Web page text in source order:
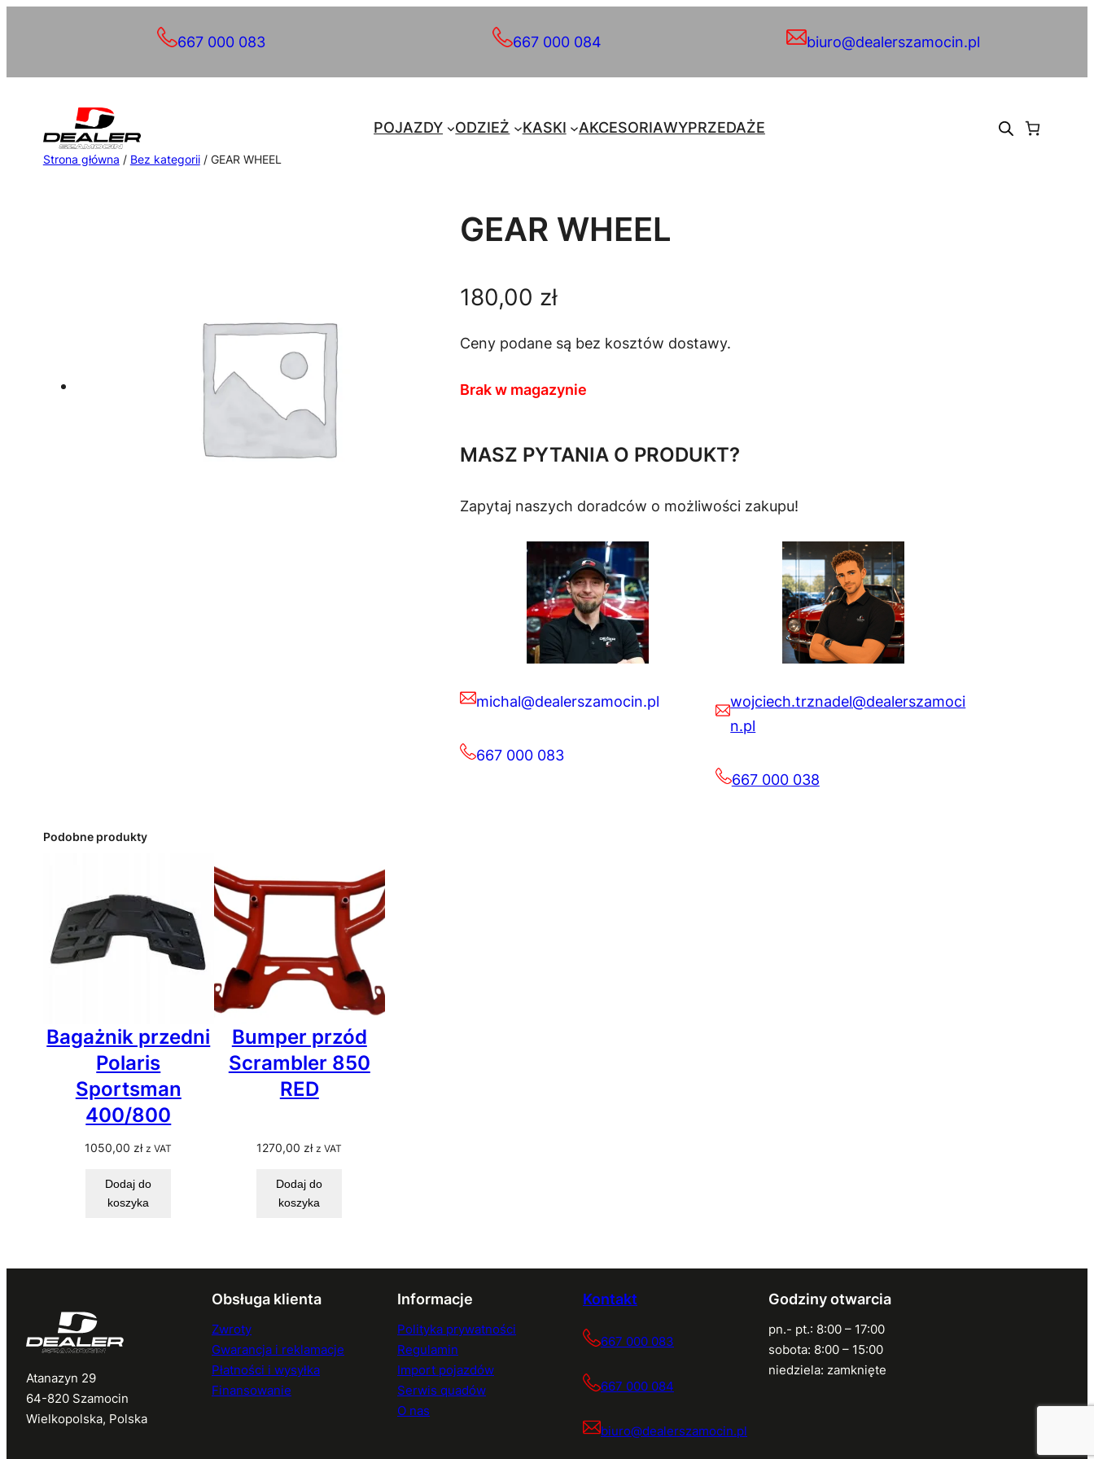
667 000 083 667 000 084 biuro@dealerszamocin.pl
POJAZDY ODZIEŻ KASKI AKCESORIAWYPRZEDAŻE
Strona główna / Bez kategorii/ GEAR WHEEL
GEAR WHEEL
180,00 zł
Ceny podane są bez kosztów dostawy.
Brak w magazynie
MASZ PYTANIA O PRODUKT?
Zapytaj naszych doradców o możliwości zakupu!
michal@dealerszamocin.pl
667 000 083
wojciech.trznadel@dealerszamoci
n.pl
667 000 038
Podobne produkty
Bagażnik przedni
Polaris
Sportsman
400/800
1050,00 zł z VAT
Dodaj do
koszyka
Bumper przód
Scrambler 850
RED
1270,00 zł z VAT
Dodaj do
koszyka
Atanazyn 29
64-820 Szamocin
Wielkopolska, Polska
Obsługa klienta
Zwroty
Gwarancja i reklamacje
Płatności i wysyłka
Finansowanie
Informacje
Polityka prywatności
Regulamin
Import pojazdów
Serwis quadów
O nas
Kontakt
667 000 083
667 000 084
biuro@dealerszamocin.pl
Godziny otwarcia
pn.- pt.: 8:00 – 17:00
sobota: 8:00 – 15:00
niedziela: zamknięte